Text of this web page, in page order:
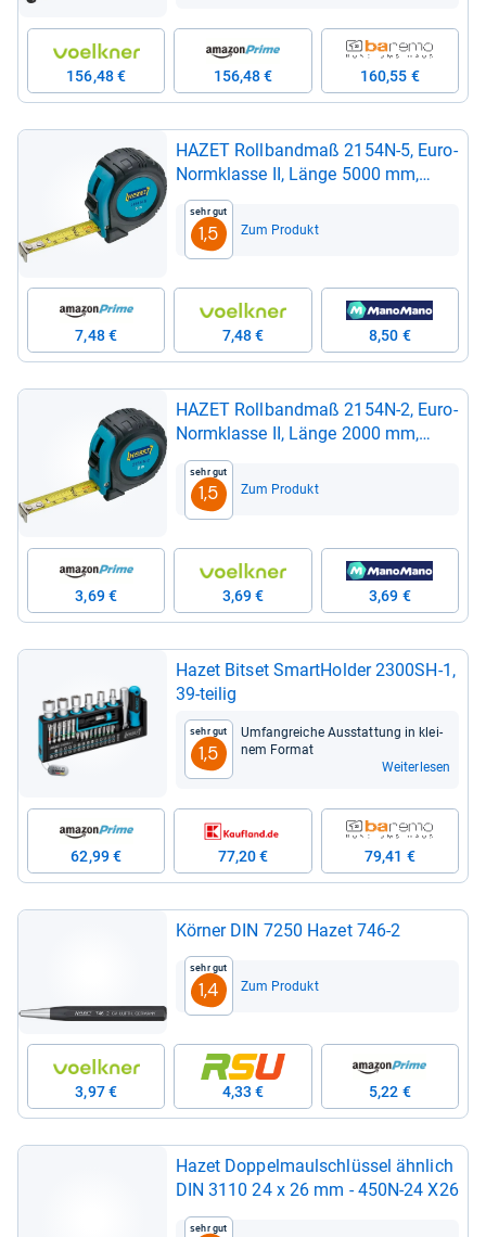
156,48 € 156,48 € 160,55 €
HAZET Roll­band­maß 2154N-​5, Euro-​
Norm­klasse II, Länge 5000 mm,
Breite 19 mm
Sehr gut
1,5 Zum Produkt
7,48 € 7,48 € 8,50 €
HAZET Roll­band­maß 2154N-​2, Euro-​
Norm­klasse II, Länge 2000 mm,
Breite 16 mm
Sehr gut
1,5 Zum Produkt
3,69 € 3,69 € 3,69 €
Hazet Bitset Smar­tHol­der 2300SH-​1,
39-​tei­lig
Sehr gut
1,5
Umfang­rei­che Aus­stat­tung in klei­
nem For­mat
Weiterlesen
62,99 € 77,20 € 79,41 €
Kör­ner DIN 7250 Hazet 746-​2
Sehr gut
1,4 Zum Produkt
3,97 € 4,33 € 5,22 €
Hazet Dop­pel­maul­schlüs­sel ähn­lich
DIN 3110 24 x 26 mm -​ 450N-​24 X26
Sehr gut